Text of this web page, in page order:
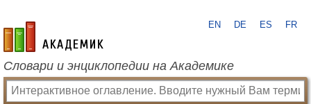
academic.ru
EN DE ES FR
Словари и энциклопедии на Академике